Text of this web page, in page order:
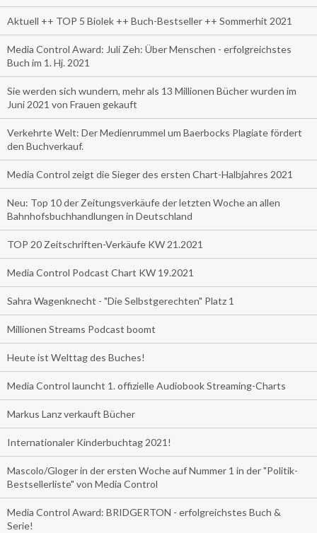
Aktuell ++ TOP 5 Biolek ++ Buch-Bestseller ++ Sommerhit 2021
Media Control Award: Juli Zeh: Über Menschen - erfolgreichstes
Buch im 1. Hj. 2021
Sie werden sich wundern, mehr als 13 Millionen Bücher wurden im
Juni 2021 von Frauen gekauft
Verkehrte Welt: Der Medienrummel um Baerbocks Plagiate fördert
den Buchverkauf.
Media Control zeigt die Sieger des ersten Chart-Halbjahres 2021
Neu: Top 10 der Zeitungsverkäufe der letzten Woche an allen
Bahnhofsbuchhandlungen in Deutschland
TOP 20 Zeitschriften-Verkäufe KW 21.2021
Media Control Podcast Chart KW 19.2021
Sahra Wagenknecht - "Die Selbstgerechten" Platz 1
Millionen Streams Podcast boomt
Heute ist Welttag des Buches!
Media Control launcht 1. offizielle Audiobook Streaming-Charts
Markus Lanz verkauft Bücher
Internationaler Kinderbuchtag 2021!
Mascolo/Gloger in der ersten Woche auf Nummer 1 in der "Politik-
Bestsellerliste" von Media Control
Media Control Award: BRIDGERTON - erfolgreichstes Buch &
Serie!